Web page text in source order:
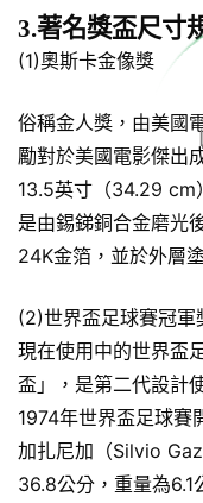
3.著名獎盃尺寸
(1)奧斯卡金像獎
俗稱金人獎，由美國
勵對於美國電影傑出
13.5英寸（34.29 cm
是由錫銻銅合金磨光
24K金箔，並於外層
(2)世界盃足球賽冠軍
現在使用中的世界盃
盃」，是第二代設計
1974年世界盃足球賽
加扎尼加（Silvio
36.8公分，重量為6.1